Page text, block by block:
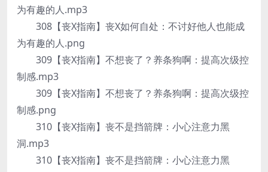
为有趣的人.mp3
308【丧X指南】丧X如何自处：不讨好他人也能成
为有趣的人.png
309【丧X指南】不想丧了？养条狗啊：提高次级控
制感.mp3
309【丧X指南】不想丧了？养条狗啊：提高次级控
制感.png
310【丧X指南】丧不是挡箭牌：小心注意力黑
洞.mp3
310【丧X指南】丧不是挡箭牌：小心注意力黑